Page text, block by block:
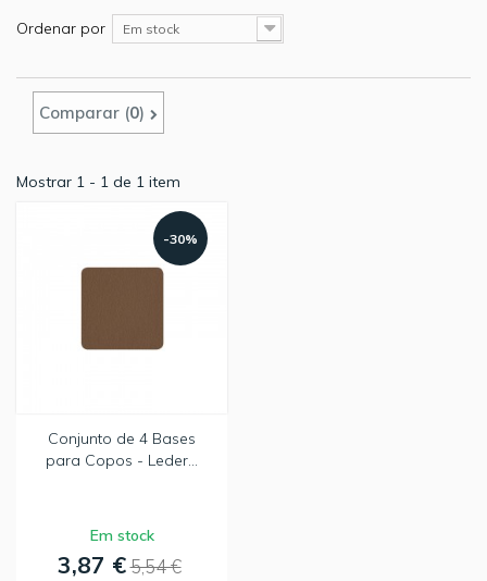
Ordenar por Em stock
Comparar (0)
Mostrar 1 - 1 de 1 item
-30%
Conjunto de 4 Bases
para Copos - Leder...
Em stock
3,87 €5,54 €